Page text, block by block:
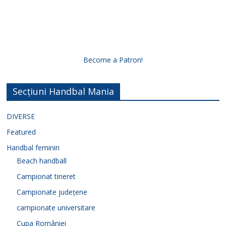
o
Become a Patron!
Secțiuni Handbal Mania
DIVERSE
Featured
Handbal feminin
Beach handball
Campionat tineret
Campionate județene
campionate universitare
Cupa României